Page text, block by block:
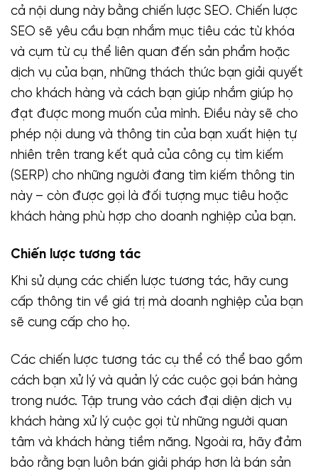
cả nội dung này bằng chiến lược SEO. Chiến lược
SEO sẽ yêu cầu bạn nhắm mục tiêu các từ khóa
và cụm từ cụ thể liên quan đến sản phẩm hoặc
dịch vụ của bạn, những thách thức bạn giải quyết
cho khách hàng và cách bạn giúp nhắm giúp họ
đạt được mong muốn của mình. Điều này sẽ cho
phép nội dung và thông tin của bạn xuất hiện tự
nhiên trên trang kết quả của công cụ tìm kiếm
(SERP) cho những người đang tìm kiếm thông tin
này – còn được gọi là đối tượng mục tiêu hoặc
khách hàng phù hợp cho doanh nghiệp của bạn.
Chiến lược tương tác
Khi sử dụng các chiến lược tương tác, hãy cung
cấp thông tin về giá trị mà doanh nghiệp của bạn
sẽ cung cấp cho họ.
Các chiến lược tương tác cụ thể có thể bao gồm
cách bạn xử lý và quản lý các cuộc gọi bán hàng
trong nước. Tập trung vào cách đại diện dịch vụ
khách hàng xử lý cuộc gọi từ những người quan
tâm và khách hàng tiềm năng. Ngoài ra, hãy đảm
bảo rằng bạn luôn bán giải pháp hơn là bán sản